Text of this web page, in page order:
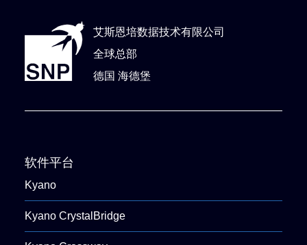
艾斯恩培数据技术有限公司
全球总部
德国 海德堡
软件平台
Kyano
Kyano CrystalBridge